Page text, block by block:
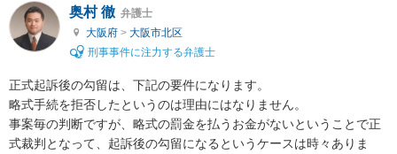
奥村 徹 弁護士
大阪府 > 大阪市北区
刑事事件に注力する弁護士
正式起訴後の勾留は、下記の要件になります。
略式手続を拒否したというのは理由にはなりません。
事案毎の判断ですが、略式の罰金を払うお金がないということで正
式裁判となって、起訴後の勾留になるというケースは時々ありま